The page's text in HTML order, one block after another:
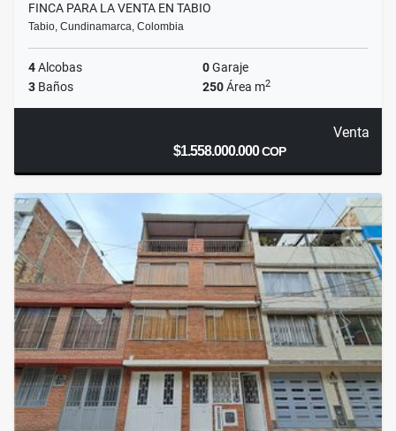
FINCA PARA LA VENTA EN TABIO
Tabio, Cundinamarca, Colombia
4Alcobas 0Garaje
3 Baños 250Área m2
Venta
$1.558.000.000COP